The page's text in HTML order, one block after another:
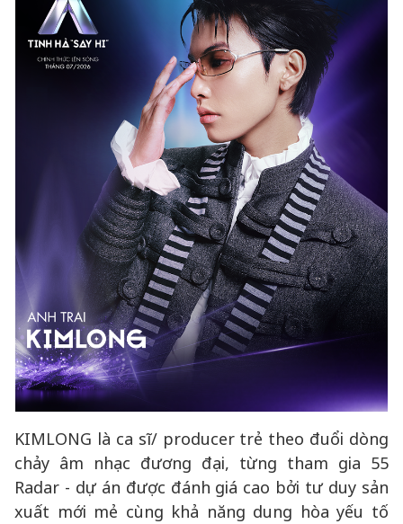
KIMLONG là ca sĩ/ producer trẻ theo đuổi dòng
chảy âm nhạc đương đại, từng tham gia 55
Radar - dự án được đánh giá cao bởi tư duy sản
xuất mới mẻ cùng khả năng dung hòa yếu tố